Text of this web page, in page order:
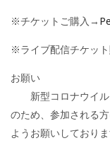
※チケットご購入→
※ライブ配信チケッ
お願い
新型コロナウイル
のため、参加される
ようお願いしておりま